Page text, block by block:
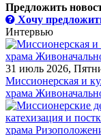
Предложить
Хочу
Интервью
31 июль 2026,
Миссионерская и
храма